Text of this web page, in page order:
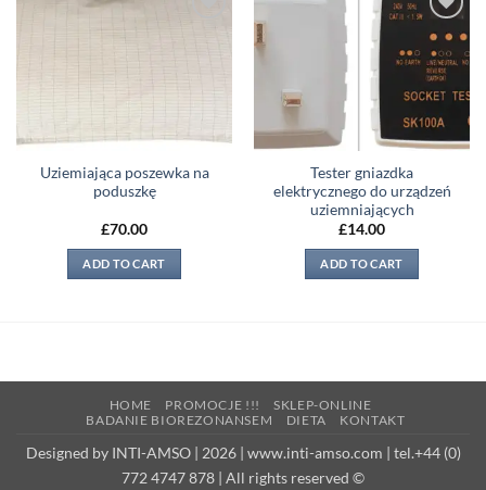
Uziemiająca poszewka na
poduszkę
£70.00
ADD TO CART
Add to
wishlist
Tester gniazdka
elektrycznego do urządzeń
uziemniających
£14.00
ADD TO CART
HOME PROMOCJE !!!
SKLEP-ONLINE
BADANIE BIOREZONANSEM
DIETA KONTAKT
Designed by INTI-AMSO | 2026 | www.inti-amso.com | tel.+44 (0)
772 4747 878 | All rights reserved ©